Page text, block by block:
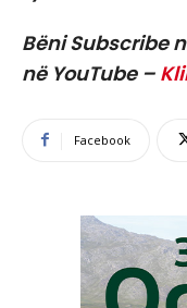
Bëni Subscribe
në YouTube –
Facebook